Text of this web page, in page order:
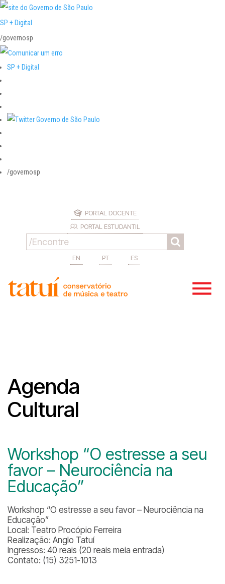
SP + Digital
/governosp
SP + Digital
/governosp
PORTAL DOCENTE
PORTAL ESTUDANTIL
EN PT ES
Agenda
Cultural
Workshop “O estresse a seu
favor – Neurociência na
Educação”
Workshop “O estresse a seu favor – Neurociência na
Educação”
Local: Teatro Procópio Ferreira
Realização: Anglo Tatuí
Ingressos: 40 reais (20 reais meia entrada)
Contato: (15) 3251-1013